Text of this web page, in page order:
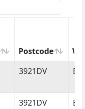
Postcode
Postcode
3921DV
3921DV